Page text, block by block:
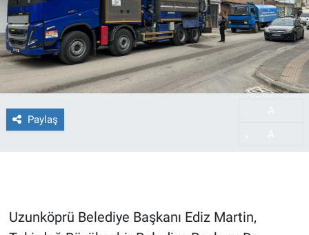
Paylaş
Uzunköprü Belediye Başkanı Ediz Martin,
Künye
Son Dakika Haberleri
Haber Arşivi